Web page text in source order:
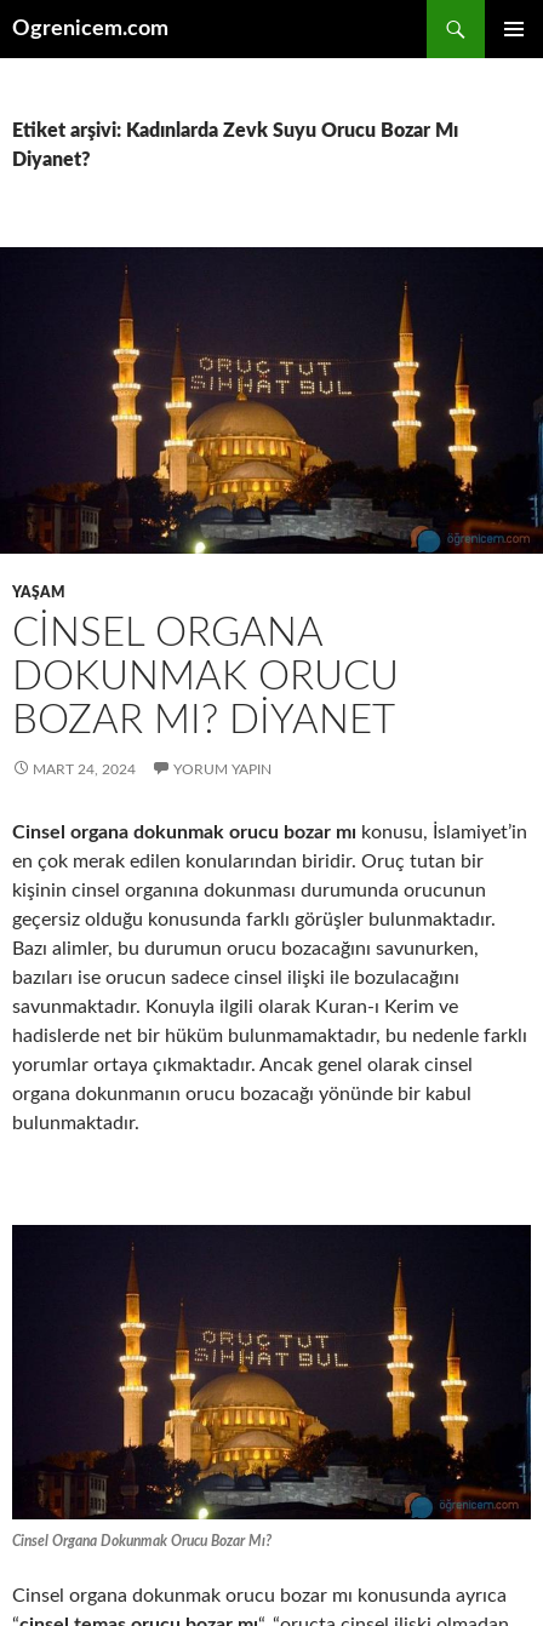
Ogrenicem.com
Etiket arşivi: Kadınlarda Zevk Suyu Orucu Bozar Mı
Diyanet?
YAŞAM
CINSEL ORGANA
DOKUNMAK ORUCU
BOZAR MI? DIYANET
MART 24, 2024 YORUM YAPIN
Cinsel organa dokunmak orucu bozar mı konusu, İslamiyet’in
en çok merak edilen konularından biridir. Oruç tutan bir
kişinin cinsel organına dokunması durumunda orucunun
geçersiz olduğu konusunda farklı görüşler bulunmaktadır.
Bazı alimler, bu durumun orucu bozacağını savunurken,
bazıları ise orucun sadece cinsel ilişki ile bozulacağını
savunmaktadır. Konuyla ilgili olarak Kuran-ı Kerim ve
hadislerde net bir hüküm bulunmamaktadır, bu nedenle farklı
yorumlar ortaya çıkmaktadır. Ancak genel olarak cinsel
organa dokunmanın orucu bozacağı yönünde bir kabul
bulunmaktadır.
Cinsel Organa Dokunmak Orucu Bozar Mı?
Cinsel organa dokunmak orucu bozar mı konusunda ayrıca